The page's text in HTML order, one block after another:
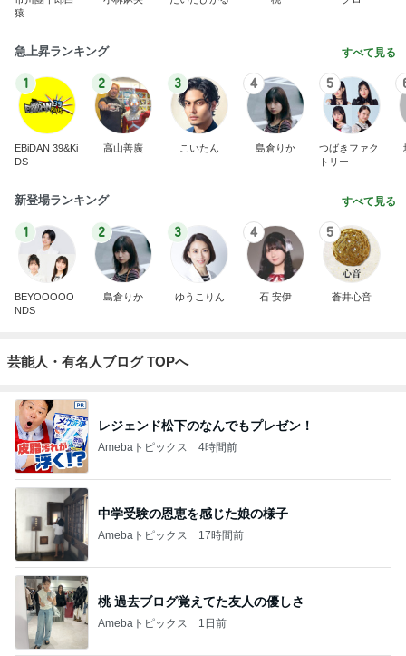
猿
急上昇ランキング すべて見る
1
EBiDAN 39&Ki
DS
2
高山善廣
3
こいたん
4
島倉りか
5
つばきファク
トリー
新登場ランキング すべて見る
1
BEYOOOOO
NDS
2
島倉りか
3
ゆうこりん
4
石 安伊
5
蒼井心音
芸能人・有名人ブログ TOPへ
レジェンド松下のなんでもプレゼン！
Amebaトピックス 4時間前
中学受験の恩恵を感じた娘の様子
Amebaトピックス 17時間前
桃 過去ブログ覚えてた友人の優しさ
Amebaトピックス 1日前